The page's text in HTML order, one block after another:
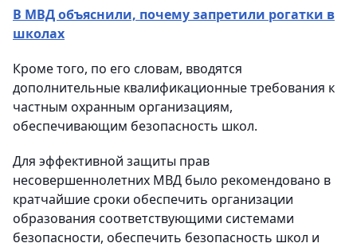
В МВД объяснили, почему запретили рогатки в
школах
Кроме того, по его словам, вводятся
дополнительные квалификационные требования к
частным охранным организациям,
обеспечивающим безопасность школ.
Для эффективной защиты прав
несовершеннолетних МВД было рекомендовано в
кратчайшие сроки обеспечить организации
образования соответствующими системами
безопасности, обеспечить безопасность школ и